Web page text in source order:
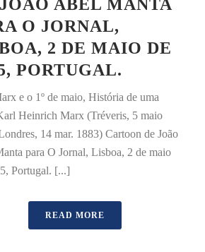
JOÃO ABEL MANTA
O JORNAL,
2 DE MAIO DE
PORTUGAL.
e o 1º de maio, História de uma
Heinrich Marx (Tréveris, 5 maio
14 mar. 1883) Cartoon de João
para O Jornal, Lisboa, 2 de maio
Portugal. [...]
READ MORE